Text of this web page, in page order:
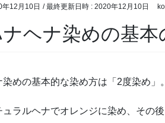
年12月10日 / 最終更新日時 : 2020年12月10日
ヘナ染めの基本
染めの基本的な染め方は「2度染め」。
ュラルヘナでオレンジに染め、その